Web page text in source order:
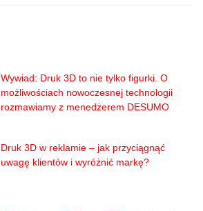
Wywiad: Druk 3D to nie tylko figurki. O
możliwościach nowoczesnej technologii
rozmawiamy z menedżerem DESUMO
Druk 3D w reklamie – jak przyciągnąć
uwagę klientów i wyróżnić markę?